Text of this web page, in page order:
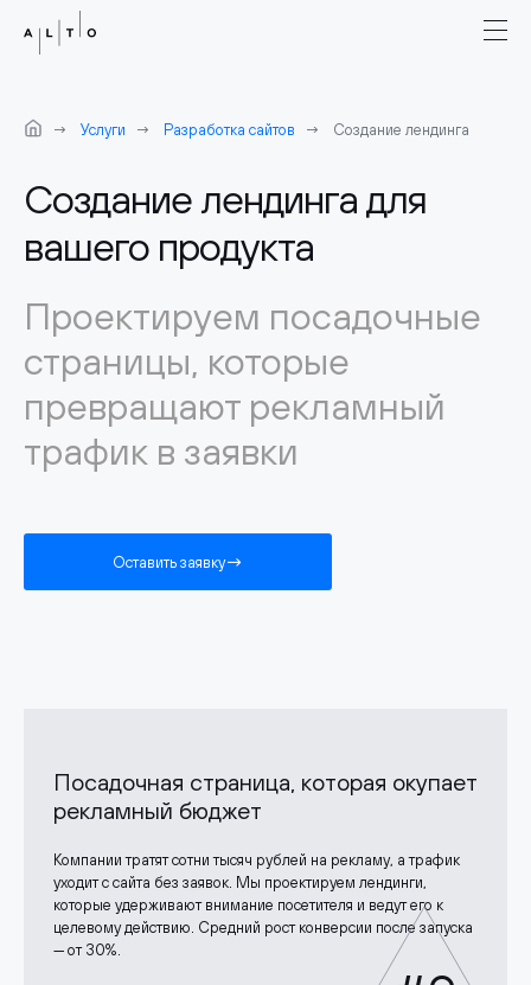
Услуги Разработка сайтов Создание лендинга
Создание лендинга для
вашего продукта
Проектируем посадочные
страницы, которые
превращают рекламный
трафик в заявки
Оставить заявку
Посадочная страница, которая окупает
рекламный бюджет
Компании тратят сотни тысяч рублей на рекламу, а трафик
уходит с сайта без заявок. Мы проектируем лендинги,
которые удерживают внимание посетителя и ведут его к
целевому действию. Средний рост конверсии после запуска
— от 30%.